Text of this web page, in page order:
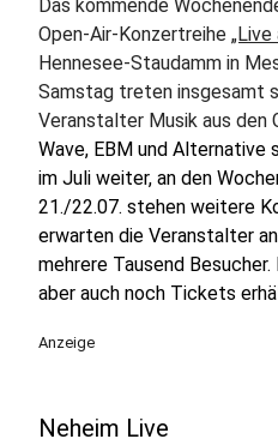
Das kommende
Open-Air-Konzertreihe „Live
Hennesee-Staudamm in
Samstag treten insgesamt
Veranstalter Musik aus den
Wave, EBM und Alternative
im Juli weiter, an den
21./22.07. stehen weitere
erwarten die Veranstalter
mehrere Tausend
aber auch noch Tickets
Anzeige
Neheim Live